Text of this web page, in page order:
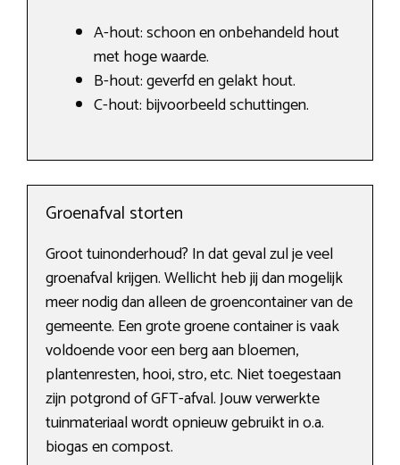
A-hout: schoon en onbehandeld hout
met hoge waarde.
B-hout: geverfd en gelakt hout.
C-hout: bijvoorbeeld schuttingen.
Groenafval storten
Groot tuinonderhoud? In dat geval zul je veel
groenafval krijgen. Wellicht heb jij dan mogelijk
meer nodig dan alleen de groencontainer van de
gemeente. Een grote groene container is vaak
voldoende voor een berg aan bloemen,
plantenresten, hooi, stro, etc. Niet toegestaan
zijn potgrond of GFT-afval. Jouw verwerkte
tuinmateriaal wordt opnieuw gebruikt in o.a.
biogas en compost.